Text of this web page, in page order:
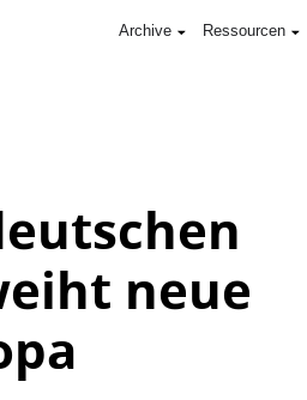
Archive Ressourcen
neue